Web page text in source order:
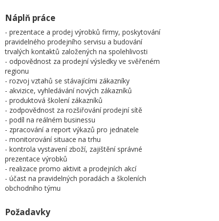
Náplň práce
- prezentace a prodej výrobků firmy, poskytování
pravidelného prodejního servisu a budování
trvalých kontaktů založených na spolehlivosti
- odpovědnost za prodejní výsledky ve svěřeném
regionu
- rozvoj vztahů se stávajícími zákazníky
- akvizice, vyhledávání nových zákazníků
- produktová školení zákazníků
- zodpovědnost za rozšiřování prodejní sítě
- podíl na reálném businessu
- zpracování a report výkazů pro jednatele
- monitorování situace na trhu
- kontrola vystavení zboží, zajištění správné
prezentace výrobků
- realizace promo aktivit a prodejních akcí
- účast na pravidelných poradách a školeních
obchodního týmu
Požadavky